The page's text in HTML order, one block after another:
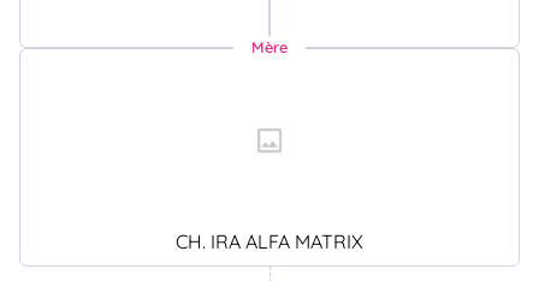
Mère
CH. IRA ALFA MATRIX